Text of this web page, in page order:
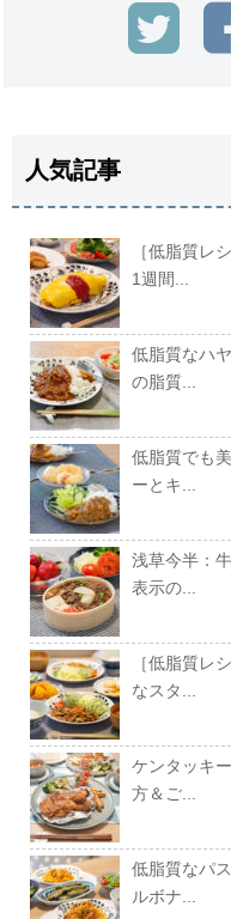
人気記事
［低脂質レ
1週間...
低脂質なハ
の脂質...
低脂質でも
ーとキ...
浅草今半：
表示の...
［低脂質レ
なスタ...
ケンタッキ
方＆ご...
低脂質なパ
ルボナ...